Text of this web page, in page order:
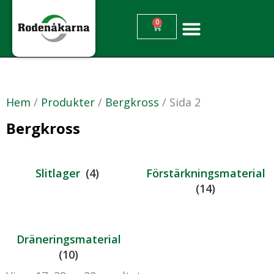
0
Hem / Produkter / Bergkross / Sida 2
Bergkross
Slitlager (4)
Förstärkningsmaterial
(14)
Dräneringsmaterial
(10)